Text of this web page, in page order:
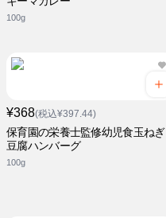
100g
¥368(税込¥397.44)
保育園の栄養士監修幼児食玉ねぎ
豆腐ハンバーグ
100g